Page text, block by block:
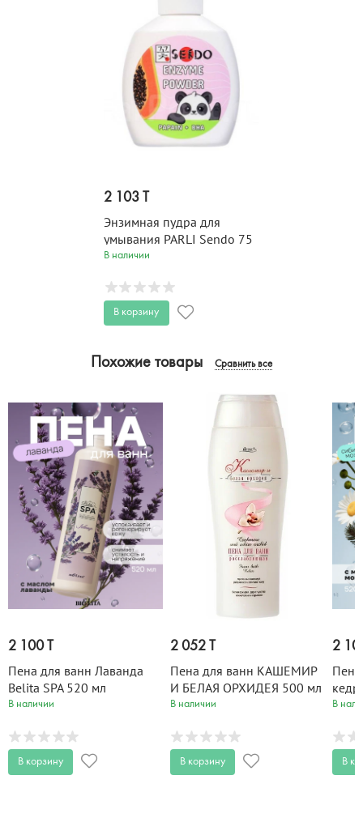
2 103 T
Энзимная пудра для
умывания PARLI Sendo 75
гр
В наличии
В корзину
Похожие товары Сравнить все
2 100 T
Пена для ванн Лаванда
Belita SPA 520 мл
В наличии
В корзину
2 052 T
Пена для ванн КАШЕМИР
И БЕЛАЯ ОРХИДЕЯ 500 мл
В наличии
В корзину
2
В
В